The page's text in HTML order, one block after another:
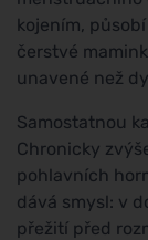
kojením,
čerstvé
unavené než
Samostatnou
Chronicky
pohlavních
dává smysl: v
přežití před